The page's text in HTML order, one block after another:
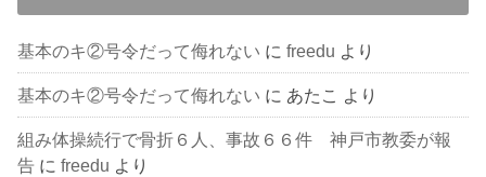
基本のキ②号令だって侮れない にfreedu より
基本のキ②号令だって侮れない に あたこ より
組み体操続行で骨折６人、事故６６件 神戸市教委が報
告 にfreedu より